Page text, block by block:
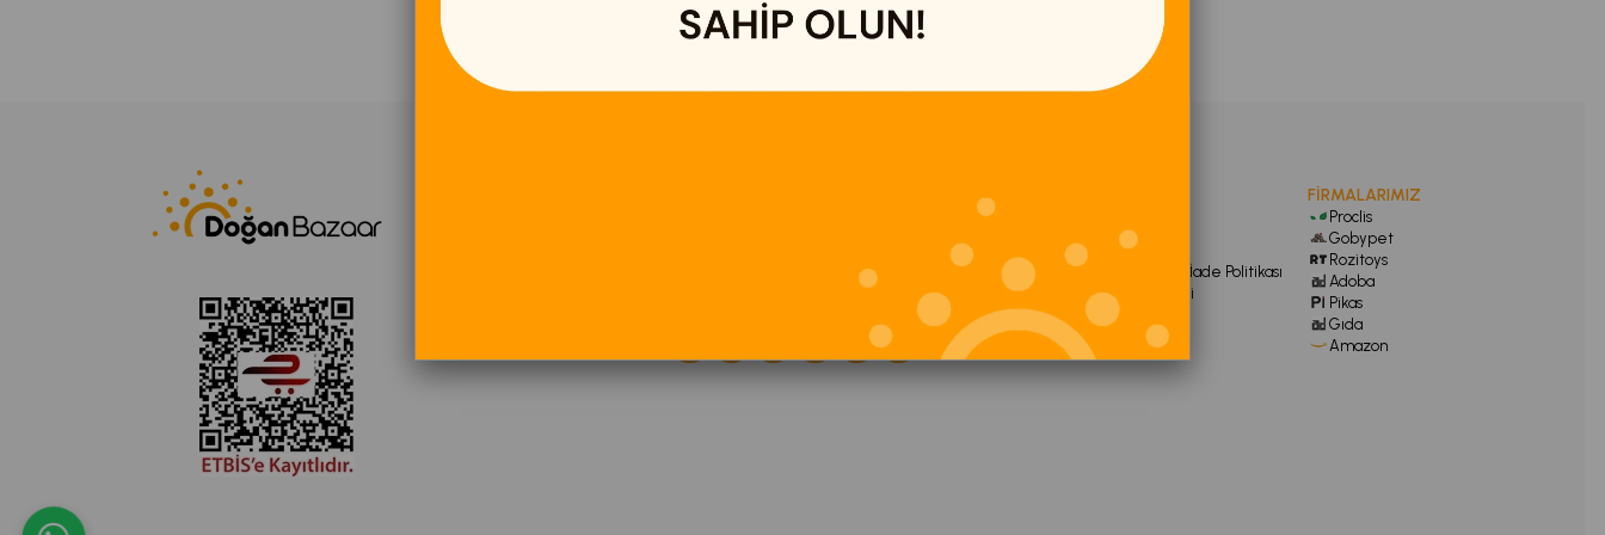
0216 606 63 09
Hakkımızda
Gizlilik Politikası
Geri Ödeme ve İade Politikası
Satış Sözleşmesi
İletişim
FİRMALARIMIZ
Proclis
Gobypet
Rozitoys
Adoba
Pikas
Gıda
Amazon